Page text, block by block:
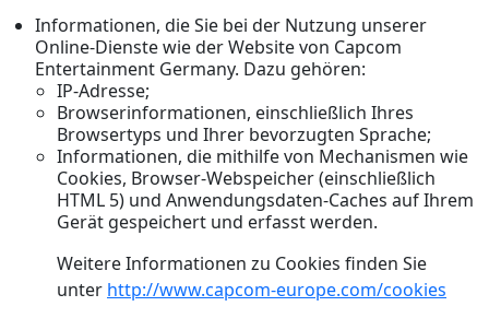
Informationen, die Sie bei der Nutzung unserer
Online-Dienste wie der Website von Capcom
Entertainment Germany. Dazu gehören:
IP-Adresse;
Browserinformationen, einschließlich Ihres
Browsertyps und Ihrer bevorzugten Sprache;
Informationen, die mithilfe von Mechanismen wie
Cookies, Browser-Webspeicher (einschließlich
HTML 5) und Anwendungsdaten-Caches auf Ihrem
Gerät gespeichert und erfasst werden.
Weitere Informationen zu Cookies finden Sie
unter http://www.capcom-europe.com/cookies